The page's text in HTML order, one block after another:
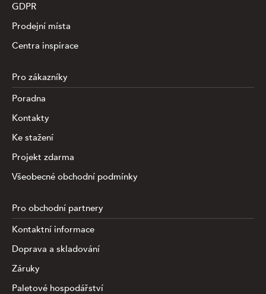
GDPR
Prodejní místa
Centra inspirace
Pro zákazníky
Poradna
Kontakty
Ke stažení
Projekt zdarma
Všeobecné obchodní podmínky
Pro obchodní partnery
Kontaktní informace
Doprava a skladování
Záruky
Paletové hospodářství